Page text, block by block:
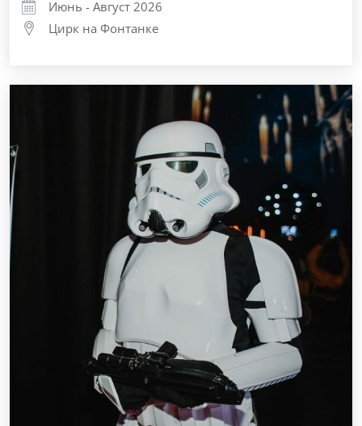
Июнь - Август 2026
Цирк на Фонтанке